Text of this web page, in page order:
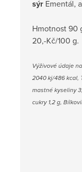
sýr Ementál,
Hmotnost 90
20,-Kč/100 g.
Výživové údaje
2040 kj/486 kcal,
mastné kyseliny
cukry 1,2 g,